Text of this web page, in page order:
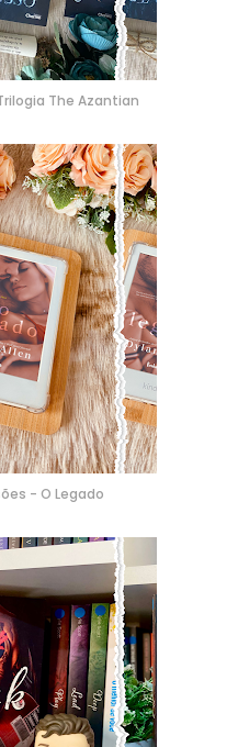
The Azantian
- O Legado